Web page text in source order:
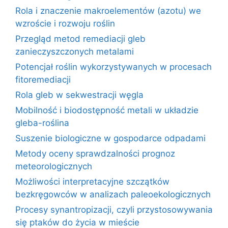
Rola i znaczenie makroelementów (azotu) we
wzroście i rozwoju roślin
Przegląd metod remediacji gleb
zanieczyszczonych metalami
Potencjał roślin wykorzystywanych w procesach
fitoremediacji
Rola gleb w sekwestracji węgla
Mobilność i biodostępność metali w układzie
gleba-roślina
Suszenie biologiczne w gospodarce odpadami
Metody oceny sprawdzalności prognoz
meteorologicznych
Możliwości interpretacyjne szczątków
bezkręgowców w analizach paleoekologicznych
Procesy synantropizacji, czyli przystosowywania
się ptaków do życia w mieście